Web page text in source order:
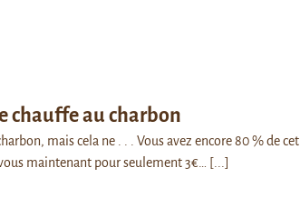
chauffe au charbon
mais cela ne . . . Vous avez encore 80 % de cet
maintenant pour seulement 3€…
[...]